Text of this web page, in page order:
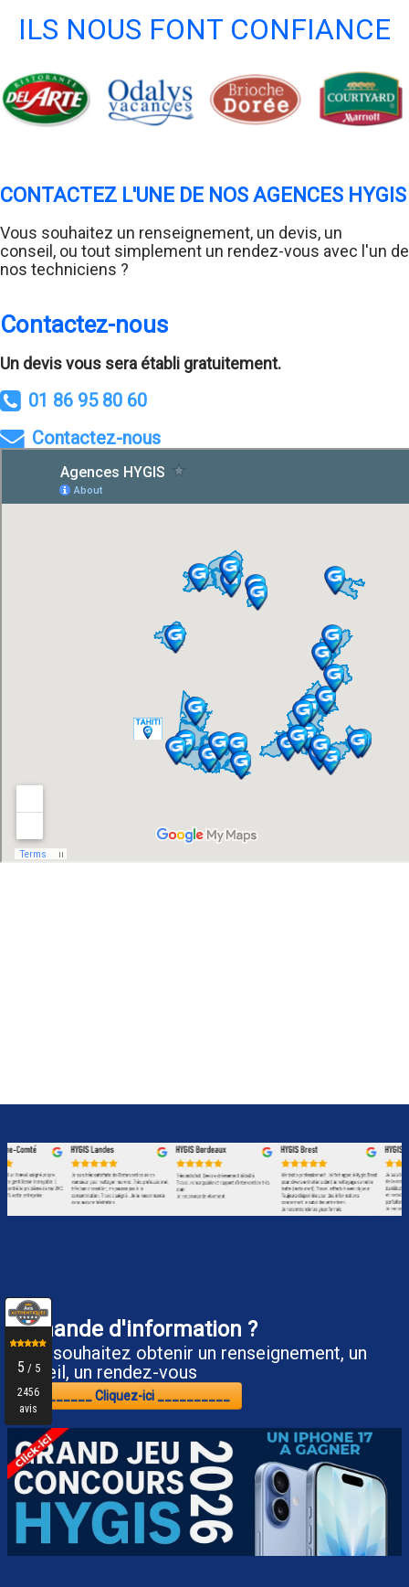
ILS NOUS FONT CONFIANCE
CONTACTEZ L'UNE DE NOS AGENCES HYGIS
Vous souhaitez un renseignement, un devis, un
conseil, ou tout simplement un rendez-vous avec l'un de
nos techniciens ?
Contactez-nous
Un devis vous sera établi gratuitement.
01 86 95 80 60
Contactez-nous
Demande d'information ?
Vous souhaitez obtenir un renseignement, un
conseil, un rendez-vous
__________ Cliquez-ici __________